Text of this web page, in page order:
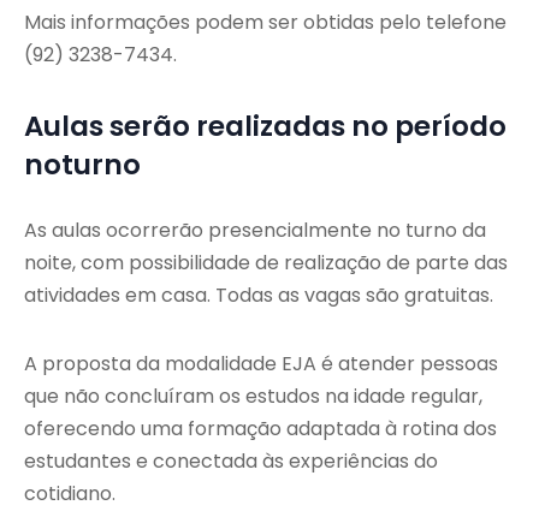
Mais informações podem ser obtidas pelo telefone
(92) 3238-7434.
Aulas serão realizadas no período
noturno
As aulas ocorrerão presencialmente no turno da
noite, com possibilidade de realização de parte das
atividades em casa. Todas as vagas são gratuitas.
A proposta da modalidade EJA é atender pessoas
que não concluíram os estudos na idade regular,
oferecendo uma formação adaptada à rotina dos
estudantes e conectada às experiências do
cotidiano.